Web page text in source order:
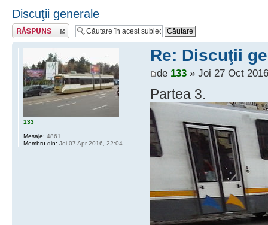
Discuţii generale
Răspunde
Re: Discuţii
de 133» Joi 27 Oct
Partea 3.
133
Mesaje: 4861
Membru din: Joi 07 Apr 2016, 22:04